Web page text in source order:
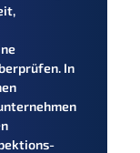
In